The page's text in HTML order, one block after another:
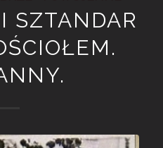
SZTANDAR